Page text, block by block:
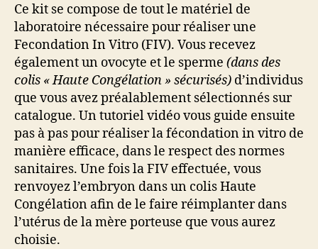
Ce kit se compose de tout le matériel de
laboratoire nécessaire pour réaliser une
Fecondation In Vitro (FIV). Vous recevez
également un ovocyte et le sperme (dans des
colis « Haute Congélation » sécurisés) d’individus
que vous avez préalablement sélectionnés sur
catalogue. Un tutoriel vidéo vous guide ensuite
pas à pas pour réaliser la fécondation in vitro de
manière efficace, dans le respect des normes
sanitaires. Une fois la FIV effectuée, vous
renvoyez l’embryon dans un colis Haute
Congélation afin de le faire réimplanter dans
l’utérus de la mère porteuse que vous aurez
choisie.